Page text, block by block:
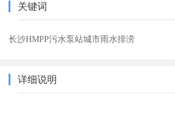
关键词
长沙HMPP污水泵站城市雨水排涝
详细说明